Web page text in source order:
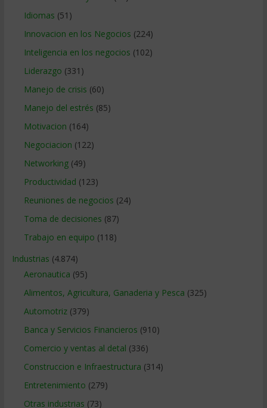
Idiomas (51)
Innovacion en los Negocios (224)
Inteligencia en los negocios (102)
Liderazgo (331)
Manejo de crisis (60)
Manejo del estrés (85)
Motivacion (164)
Negociacion (122)
Networking(49)
Productividad (123)
Reuniones de negocios (24)
Toma de decisiones (87)
Trabajo en equipo (118)
Industrias (4.874)
Aeronautica (95)
Alimentos, Agricultura, Ganaderia y Pesca (325)
Automotriz(379)
Banca y Servicios Financieros (910)
Comercio y ventas al detal (336)
Construccion e Infraestructura (314)
Entretenimiento (279)
Otras industrias (73)